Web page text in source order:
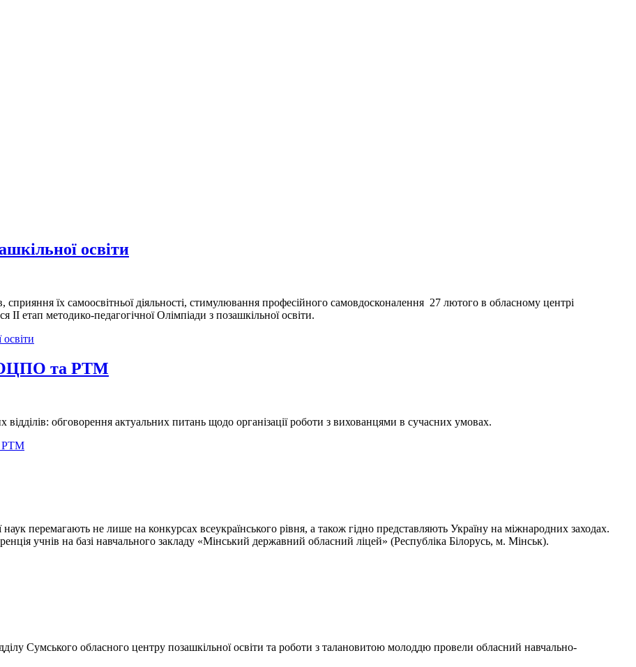
освіти
сприяння їх самоосвітньої діяльності, стимулювання професійного самовдосконалення 27 лютого в обласному центрі
етап методико-педагогічної Олімпіади з позашкільної освіти.
ОЦПО та РТМ
відділів: обговорення актуальних питань щодо організації роботи з вихованцями в сучасних умовах.
РТМ
наук перемагають не лише на конкурсах всеукраїнського рівня, а також гідно представляють Україну на міжнародних заходах.
учнів на базі навчального закладу «Мінський державний обласний ліцей» (Республіка Білорусь, м. Мінськ).
Сумського обласного центру позашкільної освіти та роботи з талановитою молоддю провели обласний навчально-